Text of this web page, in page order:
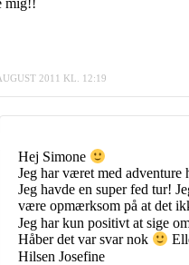
mig!!
2011 KL. 12:19
Hej Simone
Jeg har været med adventure
Jeg havde en super fed tur!
være opmærksom på at det
Jeg har kun positivt at sige
Håber det var svar nok
Hilsen Josefine